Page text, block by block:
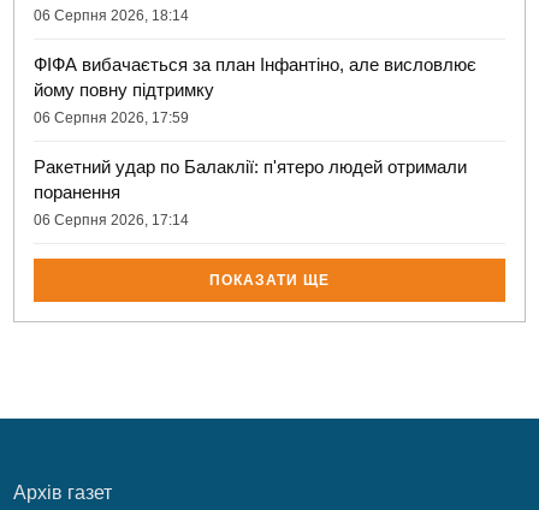
06 Серпня 2026, 18:14
ФІФА вибачається за план Інфантіно, але висловлює
йому повну підтримку
06 Серпня 2026, 17:59
Ракетний удар по Балаклії: п'ятеро людей отримали
поранення
06 Серпня 2026, 17:14
ПОКАЗАТИ ЩЕ
Архів газет